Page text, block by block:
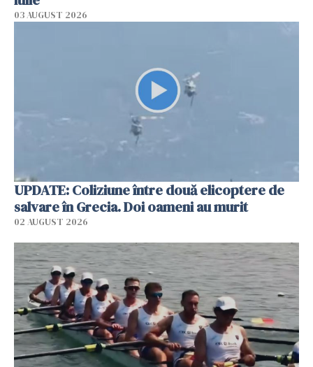
03 AUGUST 2026
UPDATE: Coliziune între două elicoptere de
salvare în Grecia. Doi oameni au murit
02 AUGUST 2026